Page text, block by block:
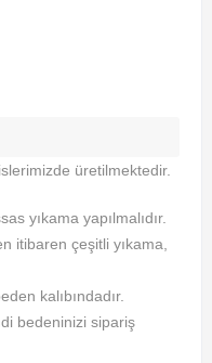
üretilmektedir.
yıkama yapılmalıdır.
itibaren çeşitli yıkama,
kalıbındadır.
bedeninizi sipariş